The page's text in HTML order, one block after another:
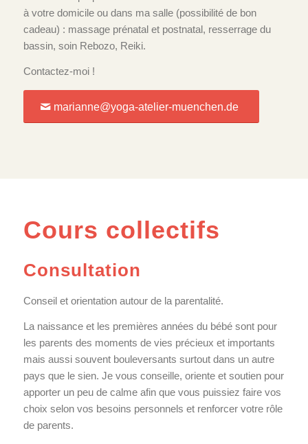
à votre domicile ou dans ma salle (possibilité de bon
cadeau) : massage prénatal et postnatal, resserrage du
bassin, soin Rebozo, Reiki.
Contactez-moi !
marianne@yoga-atelier-muenchen.de
Cours collectifs
Consultation
Conseil et orientation autour de la parentalité.
La naissance et les premières années du bébé sont pour
les parents des moments de vies précieux et importants
mais aussi souvent bouleversants surtout dans un autre
pays que le sien. Je vous conseille, oriente et soutien pour
apporter un peu de calme afin que vous puissiez faire vos
choix selon vos besoins personnels et renforcer votre rôle
de parents.